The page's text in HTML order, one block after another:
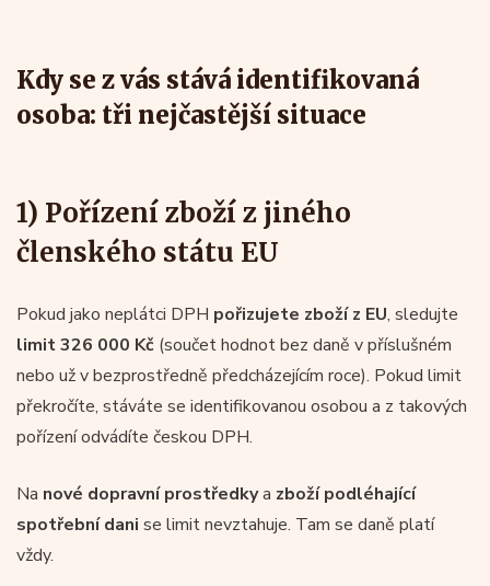
Kdy se z vás stává identifikovaná
osoba: tři nejčastější situace
1) Pořízení zboží z jiného
členského státu EU
Pokud jako neplátci DPH pořizujete zboží z EU, sledujte
limit 326 000 Kč (součet hodnot bez daně v příslušném
nebo už v bezprostředně předcházejícím roce). Pokud limit
překročíte, stáváte se identifikovanou osobou a z takových
pořízení odvádíte českou DPH.
Na nové dopravní prostředkya zboží podléhající
spotřební dani se limit nevztahuje. Tam se daně platí
vždy.